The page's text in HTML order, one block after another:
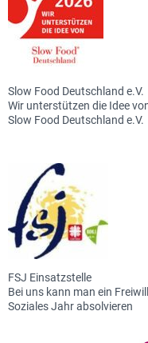
Slow Food Deutschland e.V.
Wir unterstützen die Idee
Slow Food Deutschland e.V.
FSJ Einsatzstelle
Bei uns kann man ein
Soziales Jahr absolvieren